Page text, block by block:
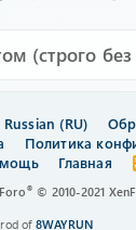
(строго без
Russian (RU)
Политика
Главная
® © 2010-2021
of 8WAYRUN